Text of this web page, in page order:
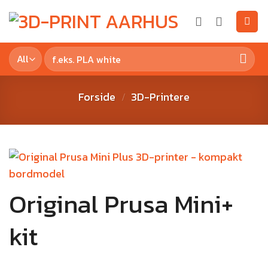
Forside / 3D-Printere
Original Prusa Mini+
kit